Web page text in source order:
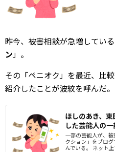
昨今、被害相談が急増してい
ン」。
その「ペニオク」を最近、比
紹介したことが波紋を呼んだ。
ほしのあき、
した芸能人の
一部の芸能人が、
クション」をブロ
んでいる。 ネット